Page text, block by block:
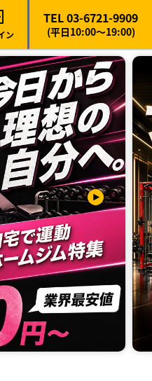
ン
TEL 03-6721-9909
(平日10:00～19:00)